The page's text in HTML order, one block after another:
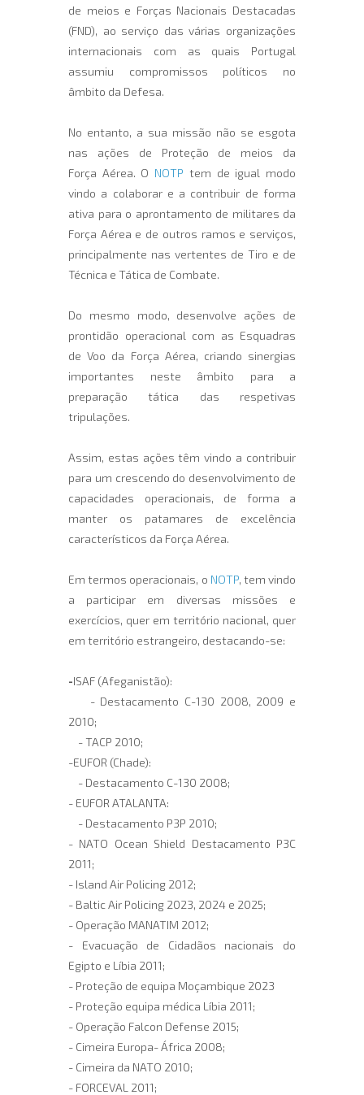
de meios e Forças Nacionais Destacadas
(FND), ao serviço das várias organizações
internacionais com as quais Portugal
assumiu compromissos políticos no
âmbito da Defesa.
No entanto, a sua missão não se esgota
nas ações de Proteção de meios da
Força Aérea. O NOTP tem de igual modo
vindo a colaborar e a contribuir de forma
ativa para o aprontamento de militares da
Força Aérea e de outros ramos e serviços,
principalmente nas vertentes de Tiro e de
Técnica e Tática de Combate.
Do mesmo modo, desenvolve ações de
prontidão operacional com as Esquadras
de Voo da Força Aérea, criando sinergias
importantes neste âmbito para a
preparação tática das respetivas
tripulações.
Assim, estas ações têm vindo a contribuir
para um crescendo do desenvolvimento de
capacidades operacionais, de forma a
manter os patamares de excelência
característicos da Força Aérea.
Em termos operacionais, o NOTP, tem vindo
a participar em diversas missões e
exercícios, quer em território nacional, quer
em território estrangeiro, destacando-se:
-ISAF (Afeganistão):
- Destacamento C-130 2008, 2009 e
2010;
- TACP 2010;
-EUFOR (Chade):
- Destacamento C-130 2008;
- EUFOR ATALANTA:
- Destacamento P3P 2010;
- NATO Ocean Shield Destacamento P3C
2011;
- Island Air Policing 2012;
- Baltic Air Policing 2023, 2024 e 2025;
- Operação MANATIM 2012;
- Evacuação de Cidadãos nacionais do
Egipto e Líbia 2011;
- Proteção de equipa Moçambique 2023
- Proteção equipa médica Líbia 2011;
- Operação Falcon Defense 2015;
- Cimeira Europa- África 2008;
- Cimeira da NATO 2010;
- FORCEVAL 2011;